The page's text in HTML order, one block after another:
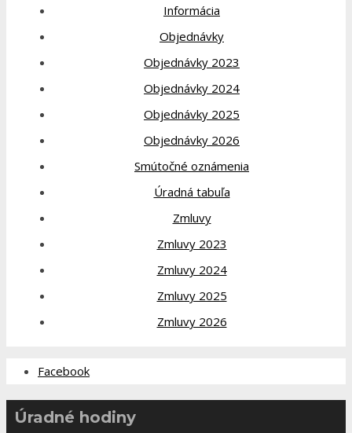
Informácia
Objednávky
Objednávky 2023
Objednávky 2024
Objednávky 2025
Objednávky 2026
Smútočné oznámenia
Úradná tabuľa
Zmluvy
Zmluvy 2023
Zmluvy 2024
Zmluvy 2025
Zmluvy 2026
Facebook
Úradné hodiny